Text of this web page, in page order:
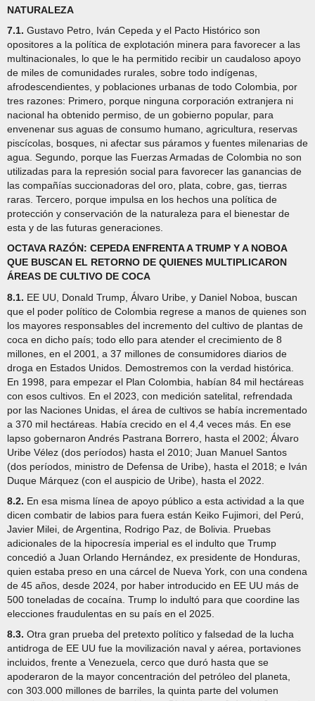
NATURALEZA
7.1. Gustavo Petro, Iván Cepeda y el Pacto Histórico son
opositores a la política de explotación minera para favorecer a las
multinacionales, lo que le ha permitido recibir un caudaloso apoyo
de miles de comunidades rurales, sobre todo indígenas,
afrodescendientes, y poblaciones urbanas de todo Colombia, por
tres razones: Primero, porque ninguna corporación extranjera ni
nacional ha obtenido permiso, de un gobierno popular, para
envenenar sus aguas de consumo humano, agricultura, reservas
piscícolas, bosques, ni afectar sus páramos y fuentes milenarias de
agua. Segundo, porque las Fuerzas Armadas de Colombia no son
utilizadas para la represión social para favorecer las ganancias de
las compañías succionadoras del oro, plata, cobre, gas, tierras
raras. Tercero, porque impulsa en los hechos una política de
protección y conservación de la naturaleza para el bienestar de
esta y de las futuras generaciones.
OCTAVA RAZÓN: CEPEDA ENFRENTA A TRUMP Y A NOBOA
QUE BUSCAN EL RETORNO DE QUIENES MULTIPLICARON
ÁREAS DE CULTIVO DE COCA
8.1. EE UU, Donald Trump, Álvaro Uribe, y Daniel Noboa, buscan
que el poder político de Colombia regrese a manos de quienes son
los mayores responsables del incremento del cultivo de plantas de
coca en dicho país; todo ello para atender el crecimiento de 8
millones, en el 2001, a 37 millones de consumidores diarios de
droga en Estados Unidos. Demostremos con la verdad histórica.
En 1998, para empezar el Plan Colombia, habían 84 mil hectáreas
con esos cultivos. En el 2023, con medición satelital, refrendada
por las Naciones Unidas, el área de cultivos se había incrementado
a 370 mil hectáreas. Había crecido en el 4,4 veces más. En ese
lapso gobernaron Andrés Pastrana Borrero, hasta el 2002; Álvaro
Uribe Vélez (dos períodos) hasta el 2010; Juan Manuel Santos
(dos períodos, ministro de Defensa de Uribe), hasta el 2018; e Iván
Duque Márquez (con el auspicio de Uribe), hasta el 2022.
8.2. En esa misma línea de apoyo público a esta actividad a la que
dicen combatir de labios para fuera están Keiko Fujimori, del Perú,
Javier Milei, de Argentina, Rodrigo Paz, de Bolivia. Pruebas
adicionales de la hipocresía imperial es el indulto que Trump
concedió a Juan Orlando Hernández, ex presidente de Honduras,
quien estaba preso en una cárcel de Nueva York, con una condena
de 45 años, desde 2024, por haber introducido en EE UU más de
500 toneladas de cocaína. Trump lo indultó para que coordine las
elecciones fraudulentas en su país en el 2025.
8.3. Otra gran prueba del pretexto político y falsedad de la lucha
antidroga de EE UU fue la movilización naval y aérea, portaviones
incluidos, frente a Venezuela, cerco que duró hasta que se
apoderaron de la mayor concentración del petróleo del planeta,
con 303.000 millones de barriles, la quinta parte del volumen